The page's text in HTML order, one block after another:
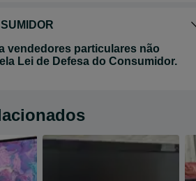
vendedores particulares não
Lei de Defesa do Consumidor.